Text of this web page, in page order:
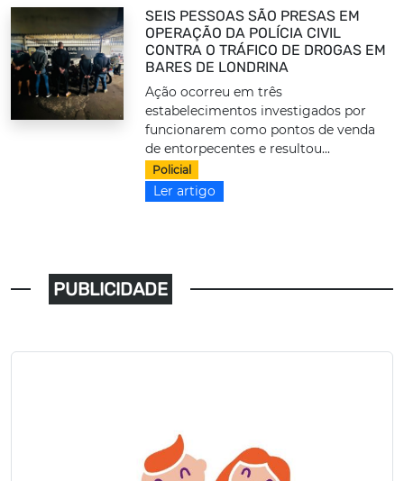
SEIS PESSOAS SÃO PRESAS EM
OPERAÇÃO DA POLÍCIA CIVIL
CONTRA O TRÁFICO DE DROGAS EM
BARES DE LONDRINA
Ação ocorreu em três
estabelecimentos investigados por
funcionarem como pontos de venda
de entorpecentes e resultou...
Policial
Ler artigo
PUBLICIDADE